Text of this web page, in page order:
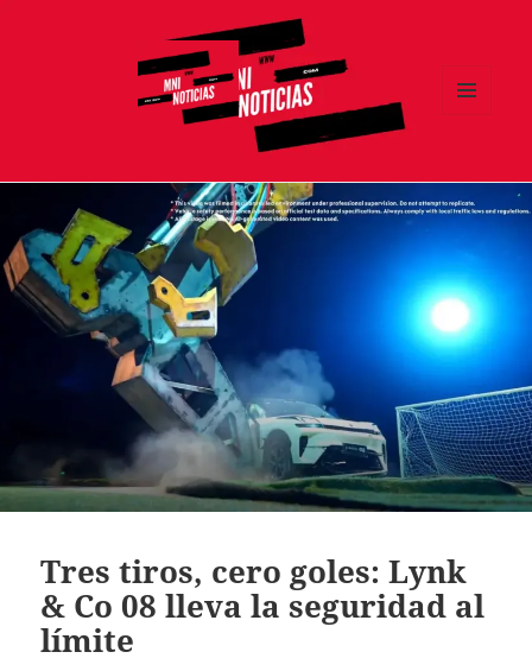
Tres tiros, cero goles: Lynk
& Co 08 lleva la seguridad al
límite